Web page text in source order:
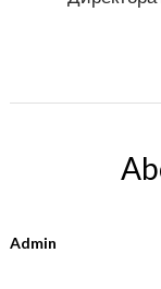
Admin